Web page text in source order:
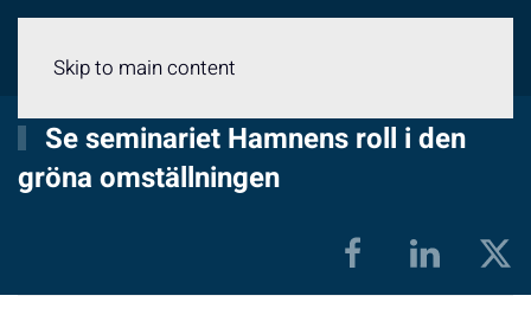
Skip to main content
Se seminariet Hamnens roll i den
gröna omställningen